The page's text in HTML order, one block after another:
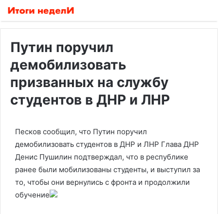
Путин поручил
демобилизовать
призванных на службу
студентов в ДНР и ЛНР
Песков сообщил, что Путин поручил
демобилизовать студентов в ДНР и ЛНР Глава ДНР
Денис Пушилин подтверждал, что в республике
ранее были мобилизованы студенты, и выступил за
то, чтобы они вернулись с фронта и продолжили
обучение